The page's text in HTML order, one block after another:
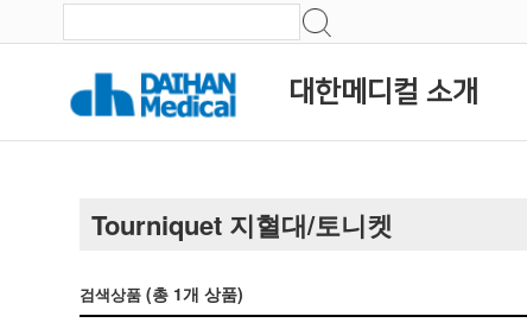
대한메디컬 소개
Tourniquet 지혈대/토니켓
검색상품 (총 1개 상품)